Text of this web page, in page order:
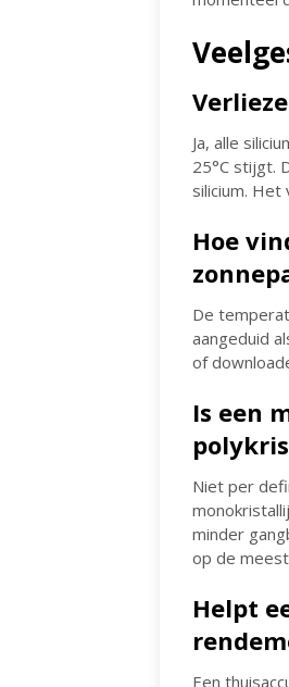
Ja, alle
25°C stijgt.
silicium.
Hoe
De
aangeduid
of
Is een
Niet per
minder
op de
Helpt
Een